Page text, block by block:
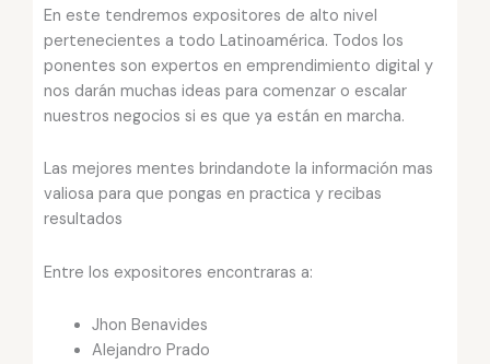
En este tendremos expositores de alto nivel
pertenecientes a todo Latinoamérica. Todos los
ponentes son expertos en emprendimiento digital y
nos darán muchas ideas para comenzar o escalar
nuestros negocios si es que ya están en marcha.
Las mejores mentes brindandote la información mas
valiosa para que pongas en practica y recibas
resultados
Entre los expositores encontraras a:
Jhon Benavides
Alejandro Prado